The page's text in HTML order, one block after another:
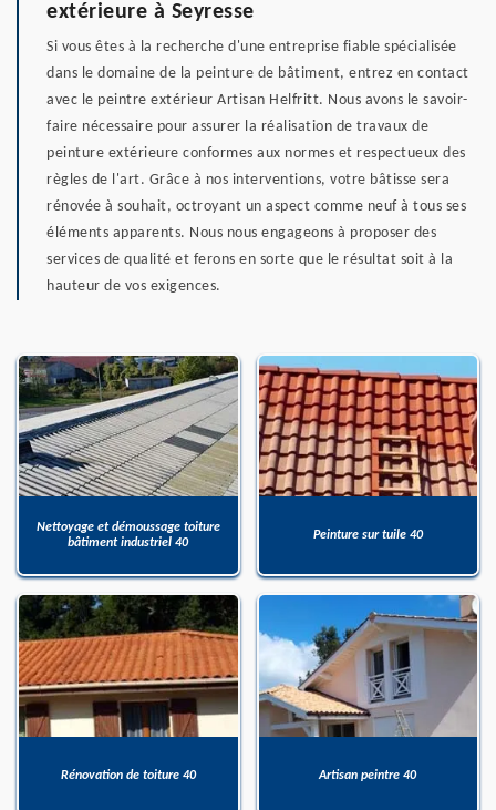
extérieure à Seyresse
Si vous êtes à la recherche d'une entreprise fiable spécialisée
dans le domaine de la peinture de bâtiment, entrez en contact
avec le peintre extérieur Artisan Helfritt. Nous avons le savoir-
faire nécessaire pour assurer la réalisation de travaux de
peinture extérieure conformes aux normes et respectueux des
règles de l'art. Grâce à nos interventions, votre bâtisse sera
rénovée à souhait, octroyant un aspect comme neuf à tous ses
éléments apparents. Nous nous engageons à proposer des
services de qualité et ferons en sorte que le résultat soit à la
hauteur de vos exigences.
Nettoyage et démoussage toiture
bâtiment industriel 40
Peinture sur tuile 40
Rénovation de toiture 40 Artisan peintre 40